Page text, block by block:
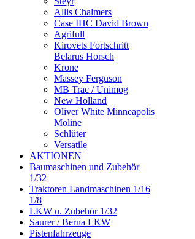
Allis Chalmers
Case IHC David Brown
Agrifull
Kirovets Fortschritt
Belarus Horsch
Krone
Massey Ferguson
MB Trac / Unimog
New Holland
Oliver White Minneapolis
Moline
Schlüter
Versatile
AKTIONEN
Baumaschinen und Zubehör
1/32
Traktoren Landmaschinen 1/16
1/8
LKW u. Zubehör 1/32
Saurer / Berna LKW
Pistenfahrzeuge